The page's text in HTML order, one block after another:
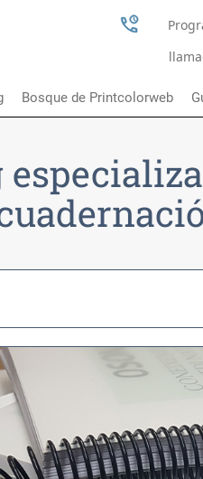
Bosque de Printcolorweb